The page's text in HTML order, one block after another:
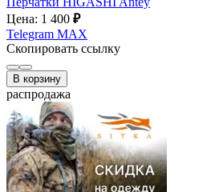
Цена: 1 400 ₽
Telegram MAX
Скопировать ссылку
В корзину
распродажа